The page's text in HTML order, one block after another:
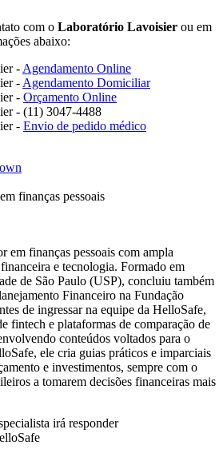
com o Laboratório Lavoisier ou em
abaixo:
- Agendamento Online
- Agendamento Domiciliar
- Orçamento Online
- (11) 3047-4488
- Envio de pedido médico
finanças pessoais
em finanças pessoais com ampla
e tecnologia. Formado em
de São Paulo (USP), concluiu também
Financeiro na Fundação
de ingressar na equipe da HelloSafe,
fintech e plataformas de comparação de
conteúdos voltados para o
ele cria guias práticos e imparciais
e investimentos, sempre com o
a tomarem decisões financeiras mais
irá responder